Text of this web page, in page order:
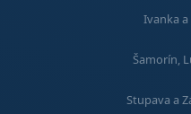
Ivanka
Šamorín,
Stupava a